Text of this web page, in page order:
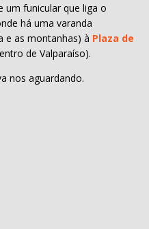
um funicular que liga o
há uma varanda
e as montanhas) à Plaza de
de Valparaíso).
nos aguardando.